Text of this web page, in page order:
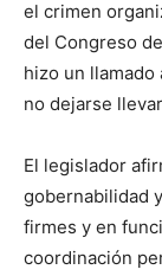
el crimen
del Congreso
hizo un llamado
no dejarse
El legislador
gobernabilidad
firmes y en
coordinación